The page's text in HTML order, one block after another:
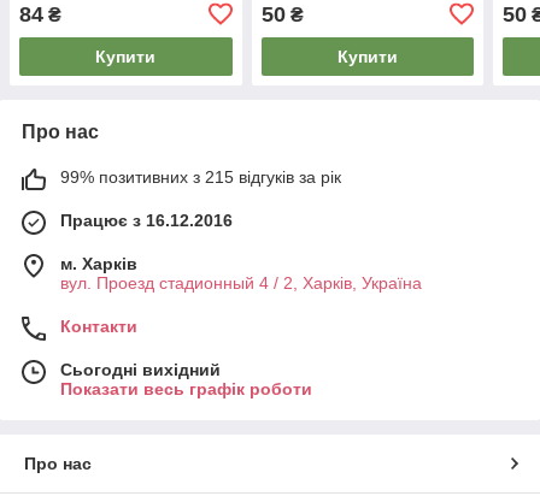
84 ₴
Купити
50₴
Купити
50
Про нас
99% позитивних з 215 відгуків за рік
Працює з 16.12.2016
м. Харків
вул. Проезд стадионный 4 / 2, Харків, Україна
Контакти
Сьогодні вихідний
Показати весь графік роботи
Про нас